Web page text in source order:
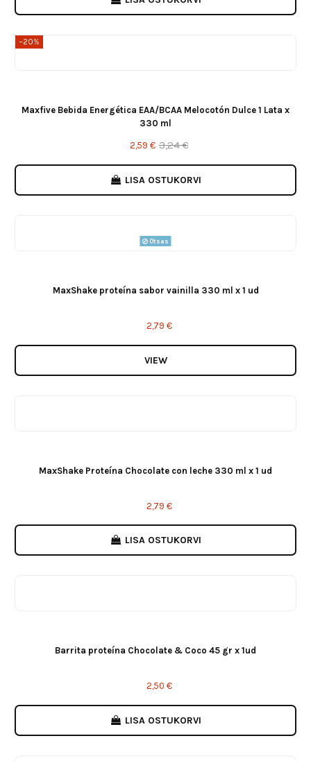
−20%
Maxfive Bebida Energética EAA/BCAA Melocotón Dulce 1 Lata x
330 ml
2,59 € 3,24 €
LISA OSTUKORVI
Otsas
MaxShake proteína sabor vainilla 330 ml x 1 ud
2,79 €
VIEW
MaxShake Proteína Chocolate con leche 330 ml x 1 ud
2,79 €
LISA OSTUKORVI
Barrita proteína Chocolate & Coco 45 gr x 1ud
2,50 €
LISA OSTUKORVI